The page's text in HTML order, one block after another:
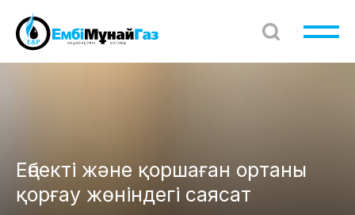
Еңбекті және қоршаған ортаны
қорғау жөніндегі саясат